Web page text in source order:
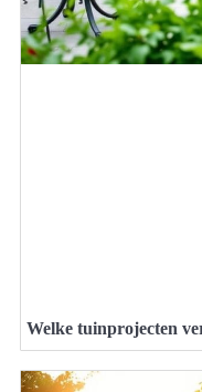
Welke tuinprojecten